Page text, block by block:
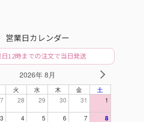
営業日カレンダー
日12時までの注文で当日発送
2026年 8月 NEXT
火 水 木 金
土
28 29 30 31 1
3 4 5 6 7 8